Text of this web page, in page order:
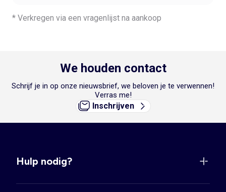
* Verkregen via een vragenlijst na aankoop
We houden contact
Schrijf je in op onze nieuwsbrief, we beloven je te verwennen!
Verras me!
Inschrijven
Hulp nodig?